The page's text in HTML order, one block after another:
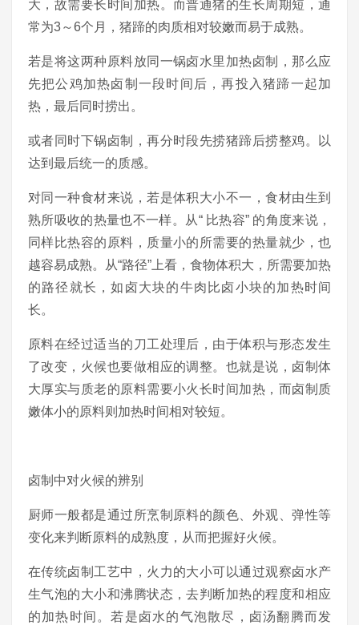
大，故需要长时间加热。而普通猪的生长周期短，通
常为3～6个月，猪蹄的肉质相对较嫩而易于成熟。
若是将这两种原料放同一锅卤水里加热卤制，那么应
先把公鸡加热卤制一段时间后，再投入猪蹄一起加
热，最后同时捞出。
或者同时下锅卤制，再分时段先捞猪蹄后捞整鸡。以
达到最后统一的质感。
对同一种食材来说，若是体积大小不一，食材由生到
熟所吸收的热量也不一样。从“ 比热容” 的角度来说，
同样比热容的原料，质量小的所需要的热量就少，也
越容易成熟。从“路径”上看，食物体积大，所需要加热
的路径就长，如卤大块的牛肉比卤小块的加热时间
长。
原料在经过适当的刀工处理后，由于体积与形态发生
了改变，火候也要做相应的调整。也就是说，卤制体
大厚实与质老的原料需要小火长时间加热，而卤制质
嫩体小的原料则加热时间相对较短。
卤制中对火候的辨别
厨师一般都是通过所烹制原料的颜色、外观、弹性等
变化来判断原料的成熟度，从而把握好火候。
在传统卤制工艺中，火力的大小可以通过观察卤水产
生气泡的大小和沸腾状态，去判断加热的程度和相应
的加热时间。若是卤水的气泡散尽，卤汤翻腾而发